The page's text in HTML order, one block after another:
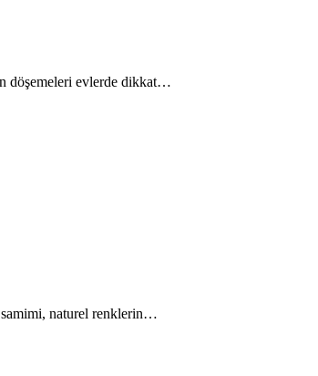
döşemeleri evlerde dikkat…
samimi, naturel renklerin…